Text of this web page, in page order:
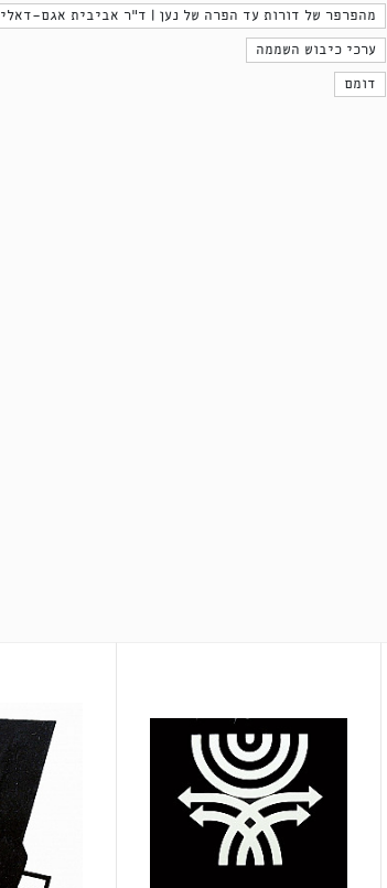
מהפרפר של דורות עד הפרה של נען | ד״ר אביבית אגם-דאלי
ערכי כיבוש השממה
דומם